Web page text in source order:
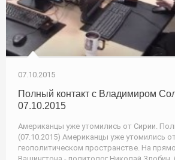
07.10.2015
Полный контакт с Владимиром
07.10.2015
Американцы уже утомились от Сирии.
(07.10.2015) Американцы уже утомились
геополитическом пространстве. На